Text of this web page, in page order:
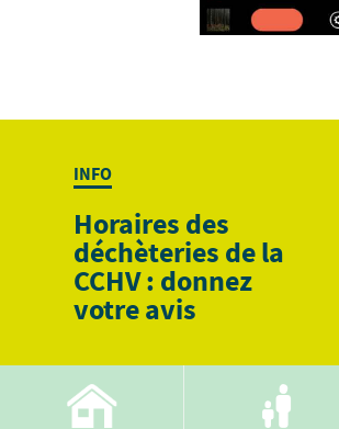
INFO
Horaires des
déchèteries de la
CCHV : donnez
votre avis